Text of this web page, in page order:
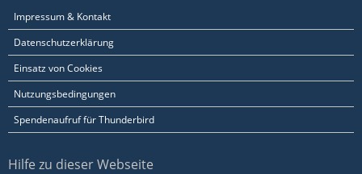
Impressum & Kontakt
Datenschutzerklärung
Einsatz von Cookies
Nutzungsbedingungen
Spendenaufruf für Thunderbird
Hilfe zu dieser Webseite